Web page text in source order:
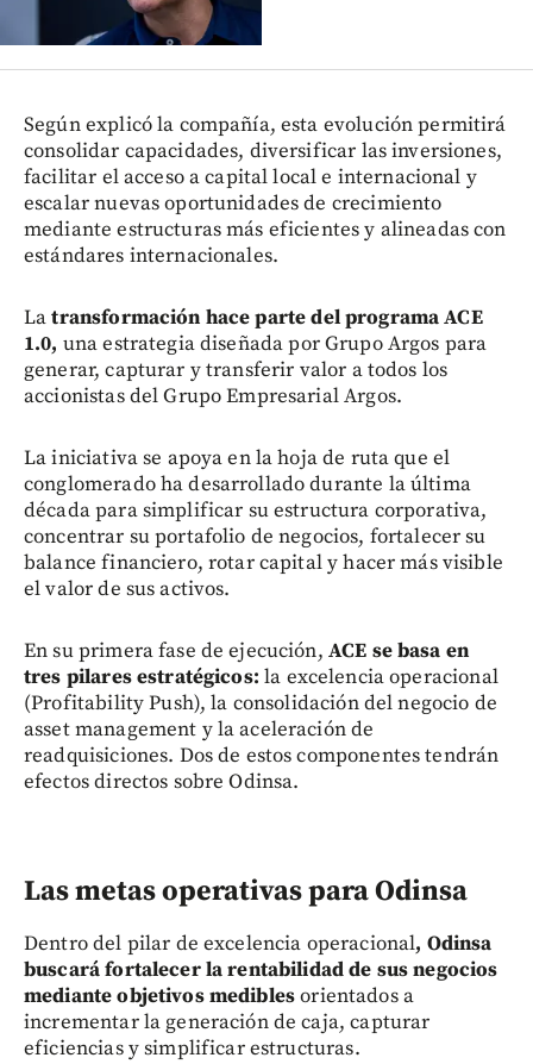
Según explicó la compañía, esta evolución permitirá
consolidar capacidades, diversificar las inversiones,
facilitar el acceso a capital local e internacional y
escalar nuevas oportunidades de crecimiento
mediante estructuras más eficientes y alineadas con
estándares internacionales.
Latransformación hace parte del programa ACE
1.0, una estrategia diseñada por Grupo Argos para
generar, capturar y transferir valor a todos los
accionistas del Grupo Empresarial Argos.
La iniciativa se apoya en la hoja de ruta que el
conglomerado ha desarrollado durante la última
década para simplificar su estructura corporativa,
concentrar su portafolio de negocios, fortalecer su
balance financiero, rotar capital y hacer más visible
el valor de sus activos.
En su primera fase de ejecución, ACE se basa en
tres pilares estratégicos: la excelencia operacional
(Profitability Push), la consolidación del negocio de
asset management y la aceleración de
readquisiciones. Dos de estos componentes tendrán
efectos directos sobre Odinsa.
Las metas operativas para Odinsa
Dentro del pilar de excelencia operacional, Odinsa
buscará fortalecer la rentabilidad de sus negocios
mediante objetivos mediblesorientados a
incrementar la generación de caja, capturar
eficiencias y simplificar estructuras.